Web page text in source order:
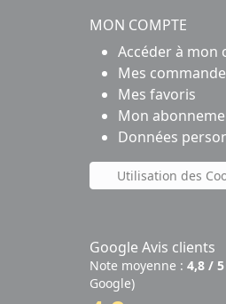
MON COMPTE
Accéder à mon
Mes
Mes favoris
Mon
Données
Utilisation des
Google Avis clients
Note moyenne : 4,8 / 5
Google)